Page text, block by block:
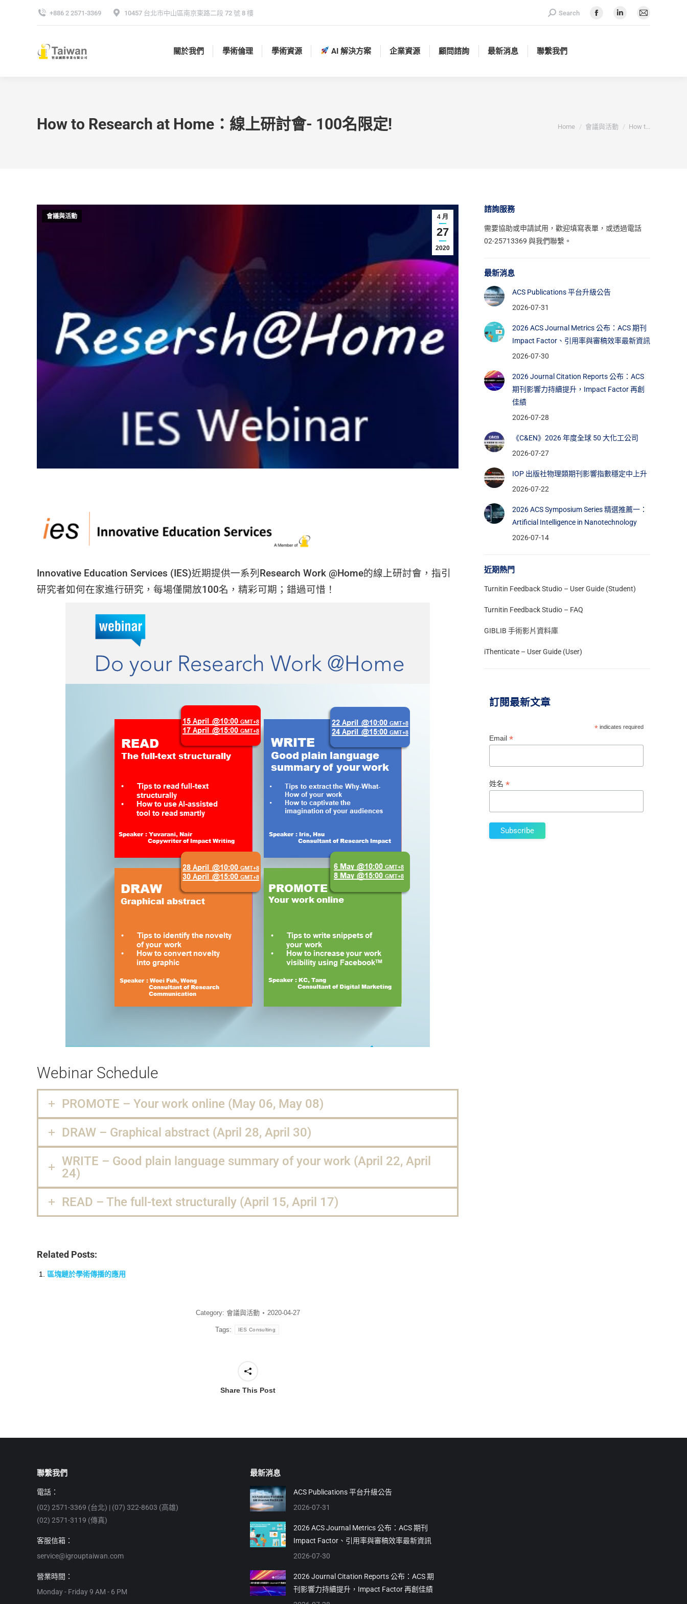
+886 2 2571-3369 10457 台北市中山區南京東路二段 72 號 8 樓 Search:Search
關於我們 學術倫理 學術資源 AI 解決方案 企業資源 顧問諮詢 最新消息 聯繫我們
How to Research at Home：線上研討會- 100名限定! You are here:
Home 會議與活動 How t...
4 月
27
2020
會議與活動
Innovative Education Services (IES)近期提供一系列Research Work @Home的線上研討會，指引
研究者如何在家進行研究，每場僅開放100名，精彩可期；錯過可惜！
Webinar Schedule
PROMOTE – Your work online (May 06, May 08)
DRAW – Graphical abstract (April 28, April 30)
WRITE – Good plain language summary of your work (April 22, April
24)
READ – The full-text structurally (April 15, April 17)
Related Posts:
區塊鏈於學術傳播的應用
Category: 會議與活動 2020-04-27
Tags: IES Consulting
Share This Post
諮詢服務
需要協助或申請試用， 歡迎填寫表單 ，或透過電話
02-25713369 與我們聯繫。
最新消息
ACS Publications 平台升級公告
2026-07-31
2026 ACS Journal Metrics 公布：ACS 期刊
Impact Factor、引用率與審稿效率最新資訊
2026-07-30
2026 Journal Citation Reports 公布：ACS
期刊影響力持續提升，Impact Factor 再創
佳績
2026-07-28
《C&EN》2026 年度全球 50 大化工公司
2026-07-27
IOP 出版社物理類期刊影響指數穩定中上升
2026-07-22
2026 ACS Symposium Series 精選推薦一：
Artificial Intelligence in Nanotechnology
2026-07-14
近期熱門
Turnitin Feedback Studio – User Guide (Student)
Turnitin Feedback Studio – FAQ
GIBLIB 手術影片資料庫
iThenticate – User Guide (User)
訂閱最新文章
* indicates required
Email *
姓名 *
聯繫我們
電話：
(02) 2571-3369 (台北) | (07) 322-8603 (高雄)
(02) 2571-3119 (傳真)
客服信箱：
service@igrouptaiwan.com
營業時間：
Monday - Friday 9 AM - 6 PM
最新消息
ACS Publications 平台升級公告
2026-07-31
2026 ACS Journal Metrics 公布：ACS 期刊
Impact Factor、引用率與審稿效率最新資訊
2026-07-30
2026 Journal Citation Reports 公布：ACS 期
刊影響力持續提升，Impact Factor 再創佳績
關於我們 學術倫理 聯繫我們